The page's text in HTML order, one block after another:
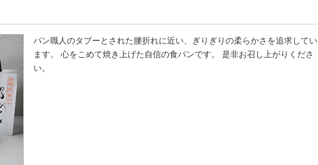
パン職人のタブーとされた腰折れに近い、ぎりぎりの柔らかさを追求してい
ます。 心をこめて焼き上げた自信の食パンです。 是非お召し上がりくださ
い。